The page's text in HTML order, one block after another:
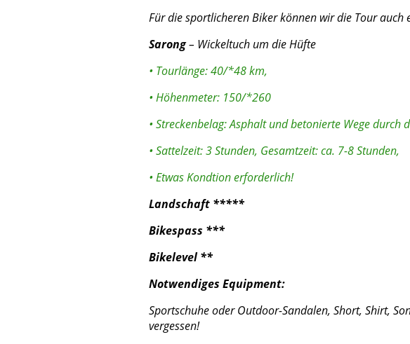
Für die sportlicheren Biker können wir die Tour auch
Sarong– Wickeltuch um die Hüfte
• Tourlänge: 40/*48 km,
• Höhenmeter: 150/*260
• Streckenbelag: Asphalt und betonierte Wege durch
• Sattelzeit: 3 Stunden, Gesamtzeit: ca. 7-8 Stunden,
• Etwas Kondtion erforderlich!
Landschaft *****
Bikespass ***
Bikelevel **
Notwendiges Equipment:
Sportschuhe oder Outdoor-Sandalen, Short, Shirt,
vergessen!